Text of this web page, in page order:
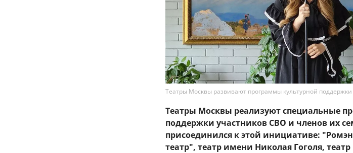
Театры Москвы развивают программы культурной
Театры Москвы реализуют специальные
поддержки участников СВО и членов их
присоединился к этой инициативе:
театр", театр имени Николая Гоголя,